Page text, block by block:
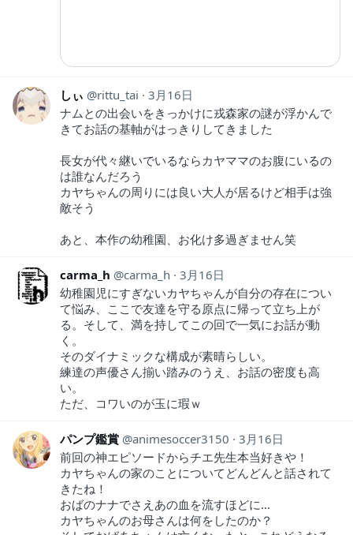
しぃ rittu_tai
3月16日
ナムとの出会いをきっかけに戎森家の謎が浮かんで
きてお話の基軸がはっきりしてきました
長女が代々継いでいるならカヤママのお腹にいるの
は誰なんだろう
カヤちゃんの周りには良い大人が居るけど相手は強
敵そう
あと、本作の幼稚園、お化け多過ぎません笑
carma_h carma_h
3月16日
幼稚園児にすぎないカヤちゃんが自分の存在につい
て悩み、ここで友達を守る原点に帰って立ち上が
る。そして、満を持してこの回で一気にお話が動
く。
そのダイナミックな構成が素晴らしい。
練達の声優さん揃い踏みのうえ、お話の密度も高
い。
ただ、コワいのが玉に瑕ｗ
パンプ鑑賞 animesoccer3150
3月16日
前回の神エピソードからチエ先生本当好きや！
カヤちゃんの家のことについてどんどんと話されて
きたね！
おばのナナでさえあの血を流すほどに…
カヤちゃんのお母さんは何をしたのか？